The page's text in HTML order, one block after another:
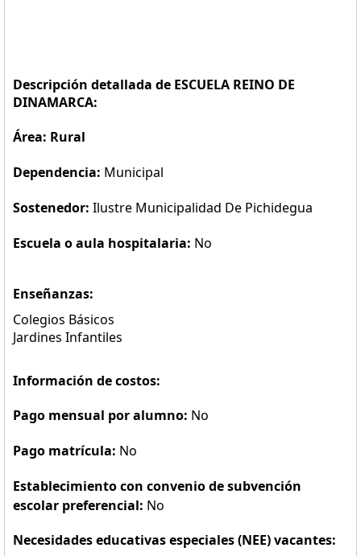
Descripción detallada de ESCUELA REINO DE
DINAMARCA:
Área: Rural
Dependencia: Municipal
Sostenedor: Ilustre Municipalidad De Pichidegua
Escuela o aula hospitalaria: No
Enseñanzas:
Colegios Básicos
Jardines Infantiles
Información de costos:
Pago mensual por alumno: No
Pago matrícula: No
Establecimiento con convenio de subvención
escolar preferencial: No
Necesidades educativas especiales (NEE) vacantes: